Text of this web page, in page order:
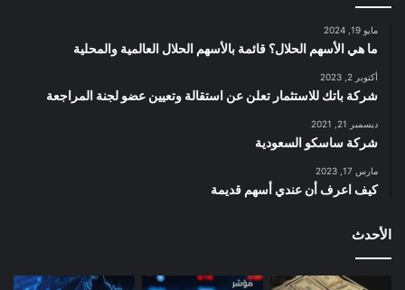
مايو 19, 2024
ما هي الأسهم الحلال؟ قائمة بالأسهم الحلال العالمية والمحلية
أكتوبر 2, 2023
شركة باتك للاستثمار تعلن عن استقالة وتعيين عضو لجنة المراجعة
ديسمبر 21, 2021
شركة ساسكو السعودية
مارس 17, 2023
كيف اعرف أن عندي أسهم قديمة
الأحدث